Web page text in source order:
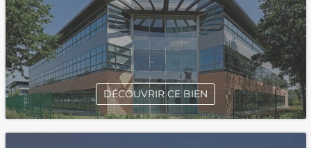
DÉCOUVRIR CE BIEN